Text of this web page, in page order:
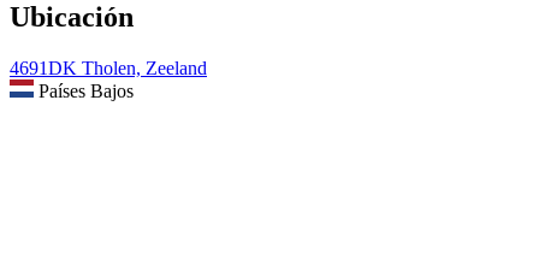
Ubicación
4691DK Tholen, Zeeland
Países Bajos